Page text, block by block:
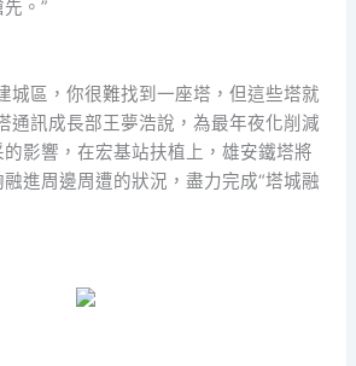
。”
區，你很難找到一座塔，但這些塔就
通訊成長部王夢浩說，為最年夜化削減
影響，在宏基站扶植上，雄安鐵塔將
進周邊周遭的狀況，盡力完成“塔城融